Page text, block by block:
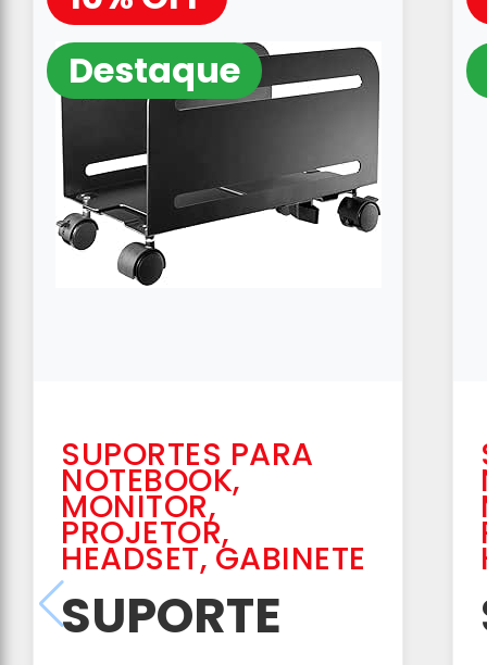
Destaque
SUPORTES PARA
NOTEBOOK,
MONITOR,
PROJETOR,
HEADSET, GABINETE
SUPORTE